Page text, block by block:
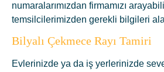
numaralarımızdan firmamızı
temsilcilerimizden gerekli bilgileri
Bilyalı Çekmece Rayı Tamiri
Evlerinizde ya da iş yerlerinizde